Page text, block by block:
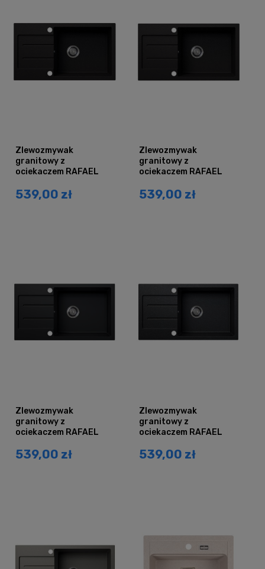
Zlewozmywak
granitowy z
ociekaczem RAFAEL
539,00 zł
Zlewozmywak
granitowy z
ociekaczem RAFAEL
539,00 zł
Zlewozmywak
granitowy z
ociekaczem RAFAEL
539,00 zł
Zlewozmywak
granitowy z
ociekaczem RAFAEL
539,00 zł